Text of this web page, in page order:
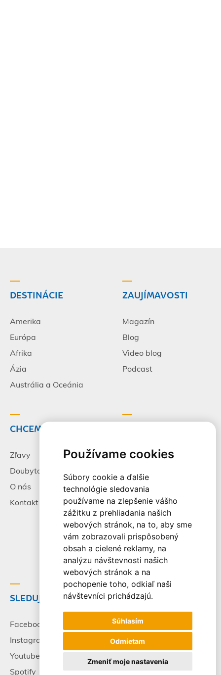
Používame cookies
Súbory cookie a ďalšie
technológie sledovania
používame na zlepšenie vášho
zážitku z prehliadania našich
webových stránok, na to, aby sme
vám zobrazovali prispôsobený
obsah a cielené reklamy, na
analýzu návštevnosti našich
webových stránok a na
pochopenie toho, odkiaľ naši
návštevníci prichádzajú.
Súhlasím
Odmietam
Zmeniť moje nastavenia
DESTINÁCIE
Amerika
Európa
Afrika
Ázia
Austrália a Oceánia
ZAUJÍMAVOSTI
Magazín
Blog
Video blog
Podcast
CHCEM CESTOVAŤ
Zľavy
Doubytovanie
O nás
Kontakt
Pracovné príležitosti
Všeobecné zmluvné
podmienky
Alternatívne riešenie
sporov
Spracovanie osobných
údajov
SLEDUJTE NÁS
Facebook
Instagram
Youtube
Spotify
© 2003-2026 - CK Victory
Travel, s.r.o. Všetky práva
vyhradené.